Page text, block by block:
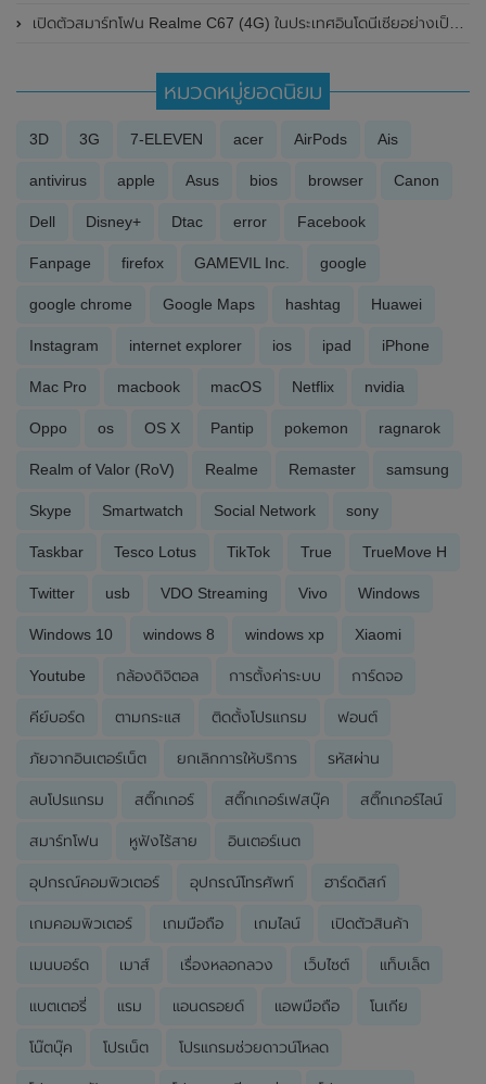
เปิดตัวสมาร์ทโฟน Realme C67 (4G) ในประเทศอินโดนีเซียอย่างเป็นทางการ มาพร้อมชิปเซ็ต Snapdragon 685 และกล้อง ความละเอียดสูงถึง 108MP
หมวดหมู่ยอดนิยม
3D 3G 7-ELEVEN acer AirPods Ais
antivirus apple Asus bios browser Canon
Dell Disney+ Dtac error Facebook
Fanpage firefox GAMEVIL Inc. google
google chrome Google Maps hashtag Huawei
Instagram internet explorer ios ipad iPhone
Mac Pro macbook macOS Netflix nvidia
Oppo os OS X Pantip pokemon ragnarok
Realm of Valor (RoV) Realme Remaster samsung
Skype Smartwatch Social Network sony
Taskbar Tesco Lotus TikTok True TrueMove H
Twitter usb VDO Streaming Vivo Windows
Windows 10 windows 8 windows xp Xiaomi
Youtube กล้องดิจิตอล การตั้งค่าระบบ การ์ดจอ
คีย์บอร์ด ตามกระแส ติดตั้งโปรแกรม ฟอนต์
ภัยจากอินเตอร์เน็ต ยกเลิกการให้บริการ รหัสผ่าน
ลบโปรแกรม สติ๊กเกอร์ สติ๊กเกอร์เฟสบุ๊ค สติ๊กเกอร์ไลน์
สมาร์ทโฟน หูฟังไร้สาย อินเตอร์เนต
อุปกรณ์คอมพิวเตอร์ อุปกรณ์โทรศัพท์ ฮาร์ดดิสก์
เกมคอมพิวเตอร์ เกมมือถือ เกมไลน์ เปิดตัวสินค้า
เมนบอร์ด เมาส์ เรื่องหลอกลวง เว็บไซต์ แท็บเล็ต
แบตเตอรี่ แรม แอนดรอยด์ แอพมือถือ โนเกีย
โน๊ตบุ๊ค โปรเน็ต โปรแกรมช่วยดาวน์โหลด